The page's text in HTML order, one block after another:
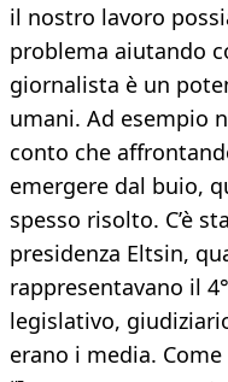
il nostro lavoro
problema aiutando
giornalista è un
umani. Ad esempio
conto che
emergere dal buio,
spesso risolto. C’è
presidenza Eltsin,
rappresentavano il
legislativo,
erano i media.